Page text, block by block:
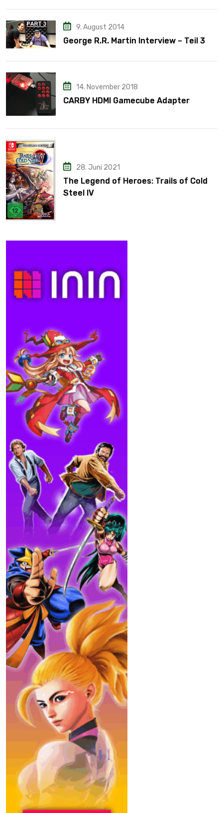
9. August 2014
George R.R. Martin Interview – Teil 3
14. November 2018
CARBY HDMI Gamecube Adapter
28. Juni 2021
The Legend of Heroes: Trails of Cold
Steel IV